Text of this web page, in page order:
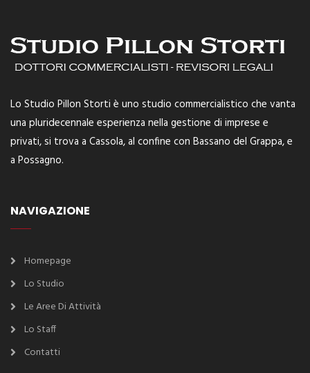
Lo Studio Pillon Storti è uno studio commercialistico che vanta
una pluridecennale esperienza nella gestione di imprese e
privati, si trova a Cassola, al confine con Bassano del Grappa, e
a Possagno.
NAVIGAZIONE
Homepage
Lo Studio
Le Aree Di Attività
Lo Staff
Contatti